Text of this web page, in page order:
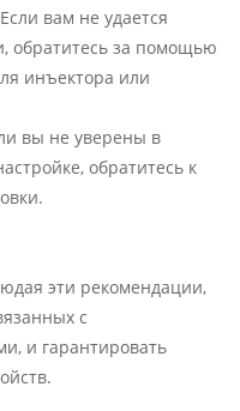
Если вам не удается
обратитесь за помощью
инъектора или
вы не уверены в
обратитесь к
эти рекомендации,
с
и гарантировать